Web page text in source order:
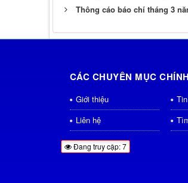
Thông cáo báo chí tháng 3
CÁC CHUYÊN MỤC CHÍNH
Giới thiệu
Liên hệ
Đang truy cập: 7